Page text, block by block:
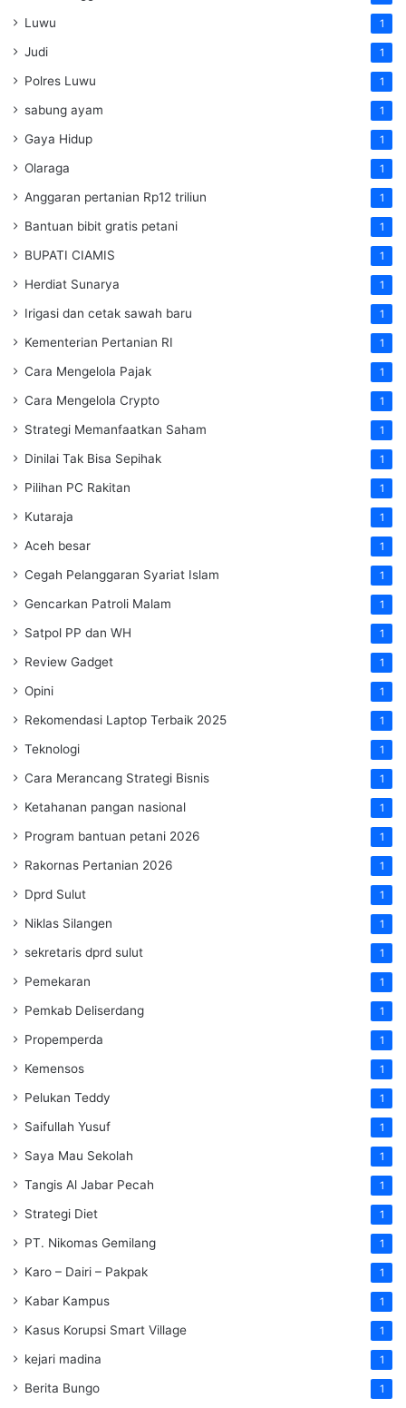
Luwu 1
Judi 1
Polres Luwu 1
sabung ayam 1
Gaya Hidup 1
Olaraga 1
Anggaran pertanian Rp12 triliun 1
Bantuan bibit gratis petani 1
BUPATI CIAMIS 1
Herdiat Sunarya 1
Irigasi dan cetak sawah baru 1
Kementerian Pertanian RI 1
Cara Mengelola Pajak 1
Cara Mengelola Crypto 1
Strategi Memanfaatkan Saham 1
Dinilai Tak Bisa Sepihak 1
Pilihan PC Rakitan 1
Kutaraja 1
Aceh besar 1
Cegah Pelanggaran Syariat Islam 1
Gencarkan Patroli Malam 1
Satpol PP dan WH 1
Review Gadget 1
Opini 1
Rekomendasi Laptop Terbaik 2025 1
Teknologi 1
Cara Merancang Strategi Bisnis 1
Ketahanan pangan nasional 1
Program bantuan petani 2026 1
Rakornas Pertanian 2026 1
Dprd Sulut 1
Niklas Silangen 1
sekretaris dprd sulut 1
Pemekaran 1
Pemkab Deliserdang 1
Propemperda 1
Kemensos 1
Pelukan Teddy 1
Saifullah Yusuf 1
Saya Mau Sekolah 1
Tangis Al Jabar Pecah 1
Strategi Diet 1
PT. Nikomas Gemilang 1
Karo – Dairi – Pakpak 1
Kabar Kampus 1
Kasus Korupsi Smart Village 1
kejari madina 1
Berita Bungo 1